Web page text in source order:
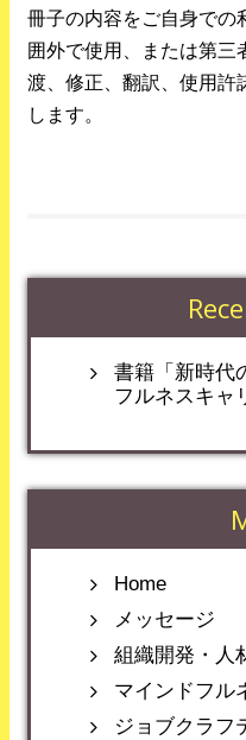
冊子の内容をご自身での
囲外で使用、または第三
渡、修正、翻訳、使用許
します。
書籍「新時
フルネスキャ
Home
メッセージ
組織開発・人
マインドフル
ジョブクラフ